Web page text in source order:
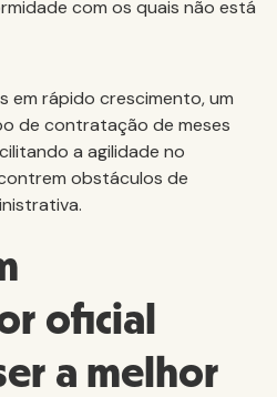
com os quais não está
em rápido crescimento, um
de contratação de meses
a agilidade no
obstáculos de
oficial
a melhor